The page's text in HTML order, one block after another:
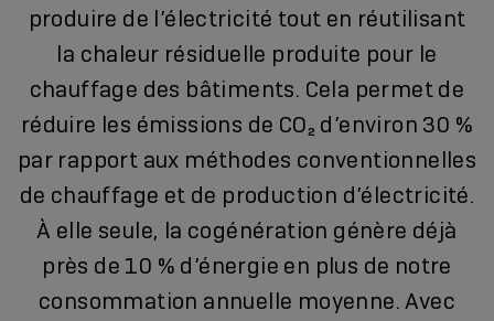
produire de l’électricité tout en réutilisant
la chaleur résiduelle produite pour le
chauffage des bâtiments. Cela permet de
réduire les émissions de CO₂ d’environ 30 %
par rapport aux méthodes conventionnelles
de chauffage et de production d’électricité.
À elle seule, la cogénération génère déjà
près de 10 % d’énergie en plus de notre
consommation annuelle moyenne. Avec